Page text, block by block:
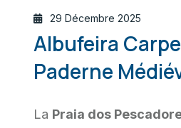
29 Décembre 2025
Albufeira
Paderne
La Praia dos